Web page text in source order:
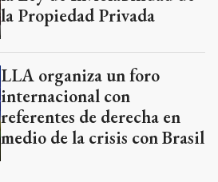
la Propiedad Privada
LLA organiza un foro
internacional con
referentes de derecha en
medio de la crisis con Brasil